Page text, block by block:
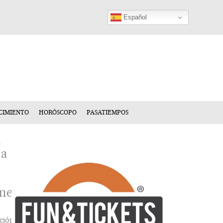
Español
HORÓSCOPO PASATIEMPOS